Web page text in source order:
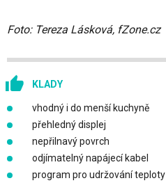
Foto: Tereza Lásková, fZone.cz
KLADY
vhodný i do menší kuchyně
přehledný displej
nepřilnavý povrch
odjímatelný napájecí kabel
program pro udržování teploty